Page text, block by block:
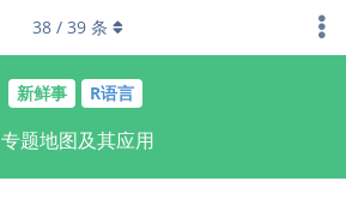
新鲜事 R语言
专题地图及其应用
38 / 39 条